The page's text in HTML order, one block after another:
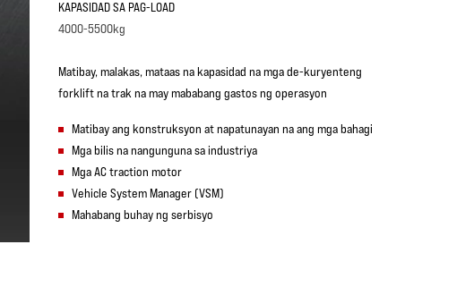
KAPASIDAD SA PAG-LOAD
4000-5500kg
Matibay, malakas, mataas na kapasidad na mga de-kuryenteng
forklift na trak na may mababang gastos ng operasyon
Matibay ang konstruksyon at napatunayan na ang mga bahagi
Mga bilis na nangunguna sa industriya
Mga AC traction motor
Vehicle System Manager (VSM)
Mahabang buhay ng serbisyo